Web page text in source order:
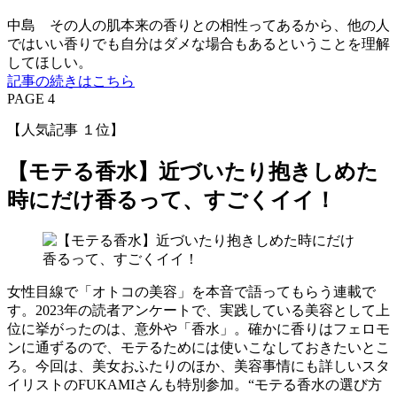
中島 その人の肌本来の香りとの相性ってあるから、他の人
ではいい香りでも自分はダメな場合もあるということを理解
してほしい。
記事の続きはこちら
PAGE 4
【人気記事 １位】
【モテる香水】近づいたり抱きしめた
時にだけ香るって、すごくイイ！
女性目線で「オトコの美容」を本音で語ってもらう連載で
す。2023年の読者アンケートで、実践している美容として上
位に挙がったのは、意外や「香水」。確かに香りはフェロモ
ンに通ずるので、モテるためには使いこなしておきたいとこ
ろ。今回は、美女おふたりのほか、美容事情にも詳しいスタ
イリストのFUKAMIさんも特別参加。“モテる香水の選び方